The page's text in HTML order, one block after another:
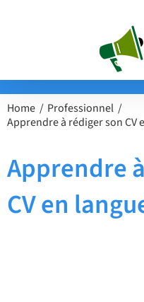
Home
Professionnel
Apprendre à rédiger son CV
Apprendre
CV en